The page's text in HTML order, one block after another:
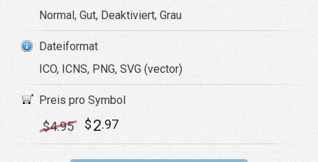
Normal, Gut, Deaktiviert, Grau
Dateiformat
ICO, ICNS, PNG, SVG (vector)
Preis pro Symbol
$4.95 $2.97